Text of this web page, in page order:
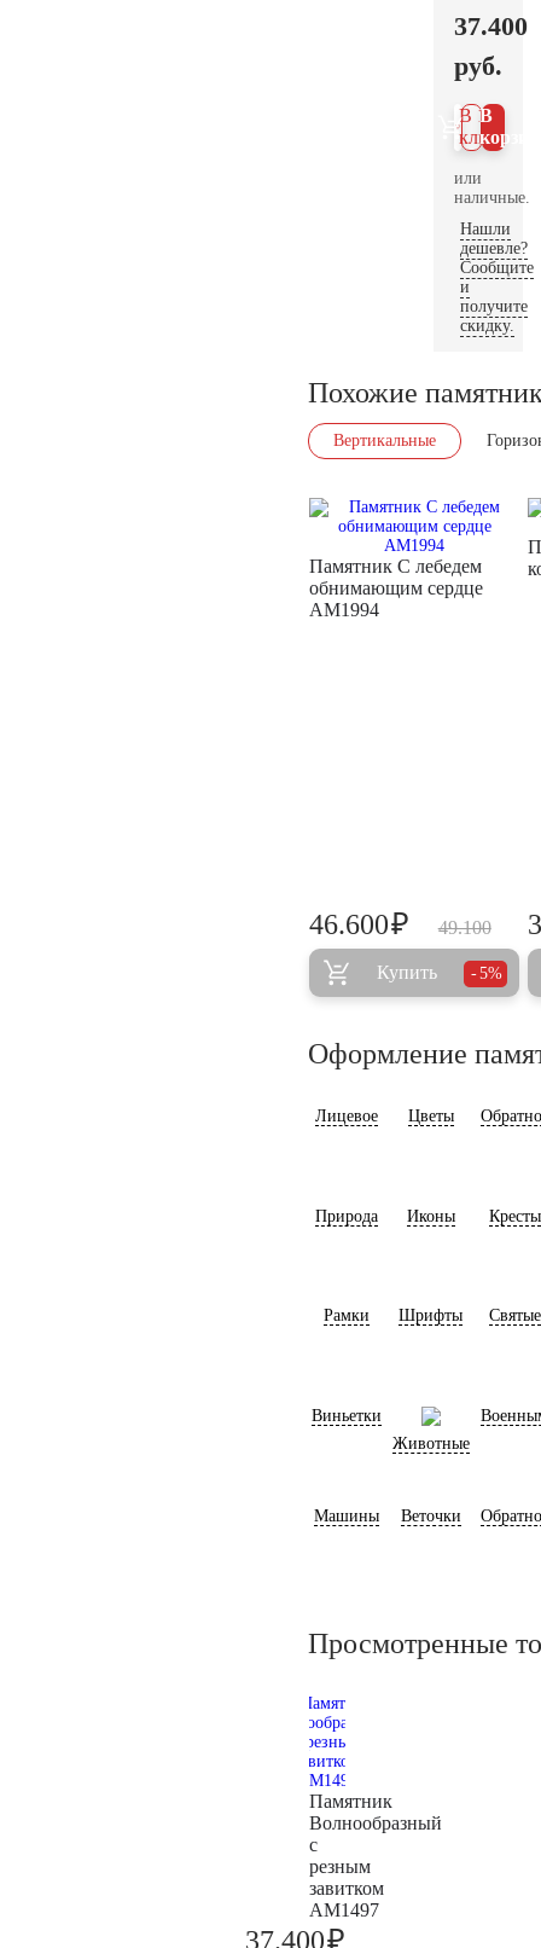
37.400
руб.
В
В 1
клик
или
наличные.
Нашли
дешевле?
Сообщите
и
получите
скидку.
Похожие
Вертикальные
Памятник С лебедем
обнимающим сердце
AM1994
49.100
46.600₽
Купить 5%
Оформление
Лицевое Цветы
Природа Иконы Кресты
Рамки Шрифты Святые
Виньетки
Животные
Машины Веточки
Просмотренные
Памятник
Волнообразный
с
резным
завитком
AM1497
37.400₽